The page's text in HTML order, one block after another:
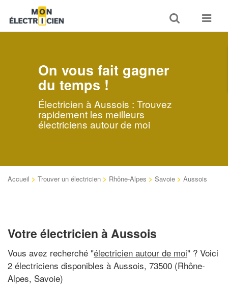
Toggle
search
Toggle
On vous fait gagner
du temps !
Électricien à Aussois : Trouvez
rapidement les meilleurs
électriciens autour de moi
Accueil > Trouver un électricien > Rhône-Alpes > Savoie > Aussois
Votre électricien à Aussois
Vous avez recherché "électricien autour de moi" ? Voici
2 électriciens disponibles à Aussois, 73500 (Rhône-
Alpes, Savoie)